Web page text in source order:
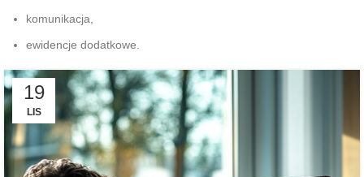
komunikacja,
ewidencje dodatkowe.
19
LIS